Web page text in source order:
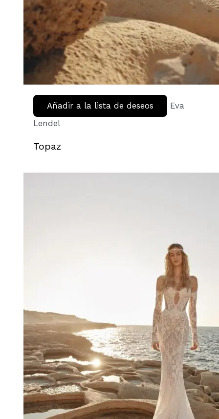
Añadir a la lista de deseos
Eva
Lendel
Topaz